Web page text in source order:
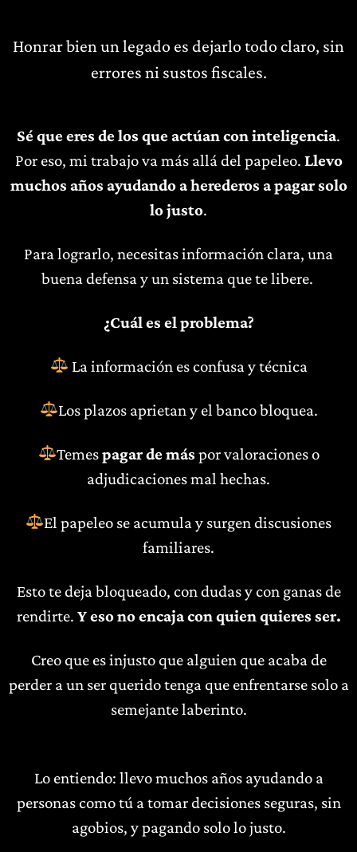
Honrar bien un legado es dejarlo todo claro, sin
errores ni sustos fiscales.
Sé que eres de los que actúan con inteligencia.
Por eso, mi trabajo va más allá del papeleo. Llevo
muchos años ayudando a herederos a pagar solo
lo justo.
Para lograrlo, necesitas información clara, una
buena defensa y un sistema que te libere.
¿Cuál es el problema?
La información es confusa y técnica
Los plazos aprietan y el banco bloquea.
Temespagar de más por valoraciones o
adjudicaciones mal hechas.
El papeleo se acumula y surgen discusiones
familiares.
Esto te deja bloqueado, con dudas y con ganas de
rendirte. Y eso no encaja con quien quieres ser.
Creo que es injusto que alguien que acaba de
perder a un ser querido tenga que enfrentarse solo a
semejante laberinto.
Lo entiendo: llevo muchos años ayudando a
personas como tú a tomar decisiones seguras, sin
agobios, y pagando solo lo justo.